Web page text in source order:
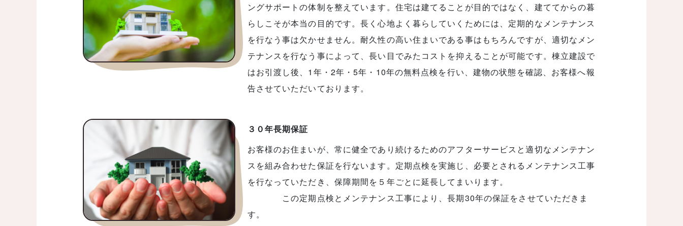
ングサポートの体制を整えています。住宅は建てることが目的ではなく、建ててからの暮
らしこそが本当の目的です。長く心地よく暮らしていくためには、定期的なメンテナンス
を行なう事は欠かせません。耐久性の高い住まいである事はもちろんですが、適切なメン
テナンスを行なう事によって、長い目でみたコストを抑えることが可能です。棟立建設で
はお引渡し後、1年・2年・5年・10年の無料点検を行い、建物の状態を確認、お客様へ報
告させていただいております。
３０年長期保証
お客様のお住まいが、常に健全であり続けるためのアフターサービスと適切なメンテナン
スを組み合わせた保証を行ないます。定期点検を実施じ、必要とされるメンテナンス工事
を行なっていただき、保障期間を５年ごとに延長してまいります。
この定期点検とメンテナンス工事により、長期30年の保証をさせていただきま
す。